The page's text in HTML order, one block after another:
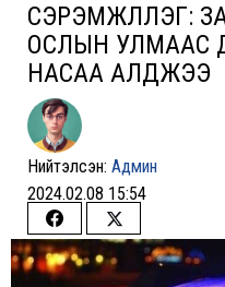
СЭРЭМЖЛҮҮЛЭГ:
ОСЛЫН УЛМААС
НАСАА АЛДЖЭЭ
Нийтэлсэн: Админ
2024.02.08 15:54
Share
on
Share
on